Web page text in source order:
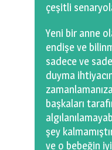
çeşitli
Yeni bir anne
endişe ve
sadece ve
duyma
başkaları
şey
ve o bebeğin